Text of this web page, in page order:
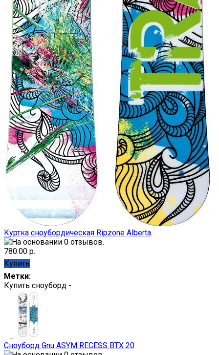
Куртка сноубордическая Ripzone Alberta
780.00 р.
Купить
Метки:
Купить сноуборд -
Сноуборд Gnu ASYM RECESS BTX 20